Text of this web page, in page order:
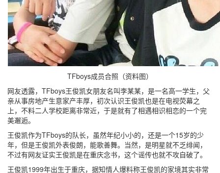
TFboys成员合照（资料图）
网友透露，TFboys王俊凯女朋友名叫李某某，是一名高一学生，父
亲从事房地产生意家产丰厚，初次认识王俊凯也是在电视荧幕之
上，不料二人学校距离非常近，于是就有了相遇相识相恋的一个完
美邂逅。
王俊凯作为TFboys的队长，虽然年纪小小的，还是一个15岁的少
年，但是王俊凯外表俊朗，能歌善舞。当然，是明星就不乏绯闻，
不过有网友证实王俊凯是在重庆念书，这个谣传也就不攻自破了。
王俊凯1999年出生于重庆，据知情人爆料称王俊凯的家境其实非常